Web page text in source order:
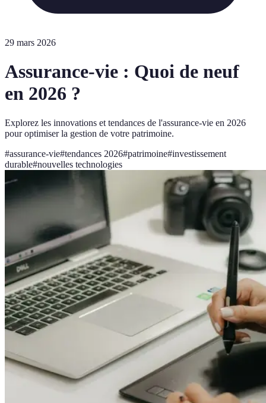
29 mars 2026
Assurance-vie : Quoi de neuf
en 2026 ?
Explorez les innovations et tendances de l'assurance-vie en 2026
pour optimiser la gestion de votre patrimoine.
#assurance-vie#tendances 2026#patrimoine#investissement
durable#nouvelles technologies